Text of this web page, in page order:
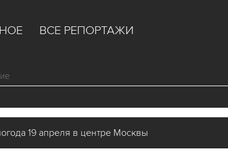
ВСЕ РЕПОРТАЖИ
19 апреля в центре Москвы